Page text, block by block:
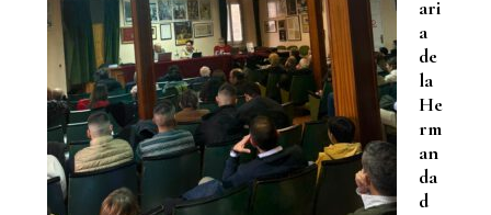
ari
a
de
la
He
rm
an
da
d